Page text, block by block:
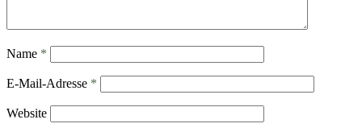
Name *
E-Mail-Adresse *
Website